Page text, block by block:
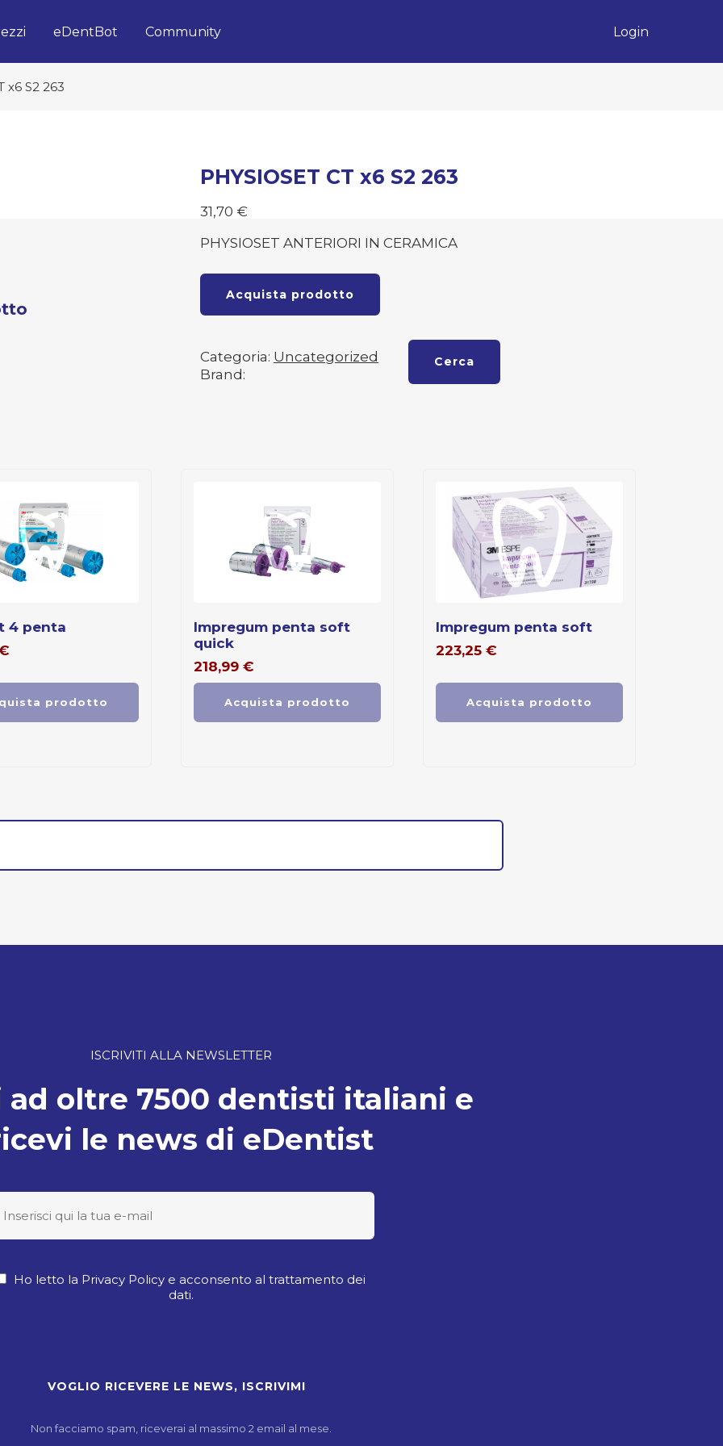
eDentBot Community Login
x6 S2 263
PHYSIOSET CT x6 S2 263
31,70 €
PHYSIOSET ANTERIORI IN CERAMICA
Acquista prodotto
Categoria: Uncategorized
Brand:
4 penta
prodotto
impregum penta soft
quick
218,99 €
Acquista prodotto
impregum penta soft
223,25 €
Acquista prodotto
Cerca
ISCRIVITI ALLA NEWSLETTER
ad oltre 7500 dentisti italiani e
le news di eDentist
Ho letto la Privacy Policy e acconsento al trattamento dei
dati.
Non facciamo spam, riceverai al massimo 2 email al mese.